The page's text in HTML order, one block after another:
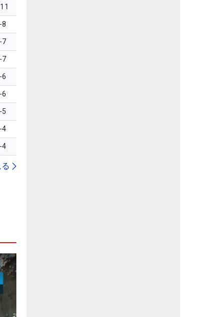
-8
-7
-7
-6
-6
-5
-4
-4